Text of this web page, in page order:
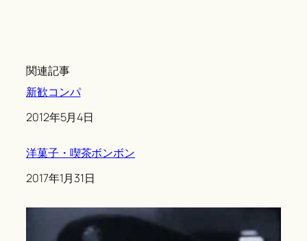
関連記事
新歓コンパ
Date
2012年5月4日
洋菓子・喫茶ボンボン
Date
2017年1月31日